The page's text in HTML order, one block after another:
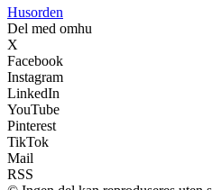
Husorden
Del med omhu
X
Facebook
Instagram
LinkedIn
YouTube
Pinterest
TikTok
Mail
RSS